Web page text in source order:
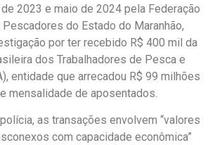
2023 e maio de 2024 pela Federação
do Estado do Maranhão,
por ter recebido R$ 400 mil da
dos Trabalhadores de Pesca e
entidade que arrecadou R$ 99 milhões
mensalidade de aposentados.
as transações envolvem “valores
com capacidade econômica”